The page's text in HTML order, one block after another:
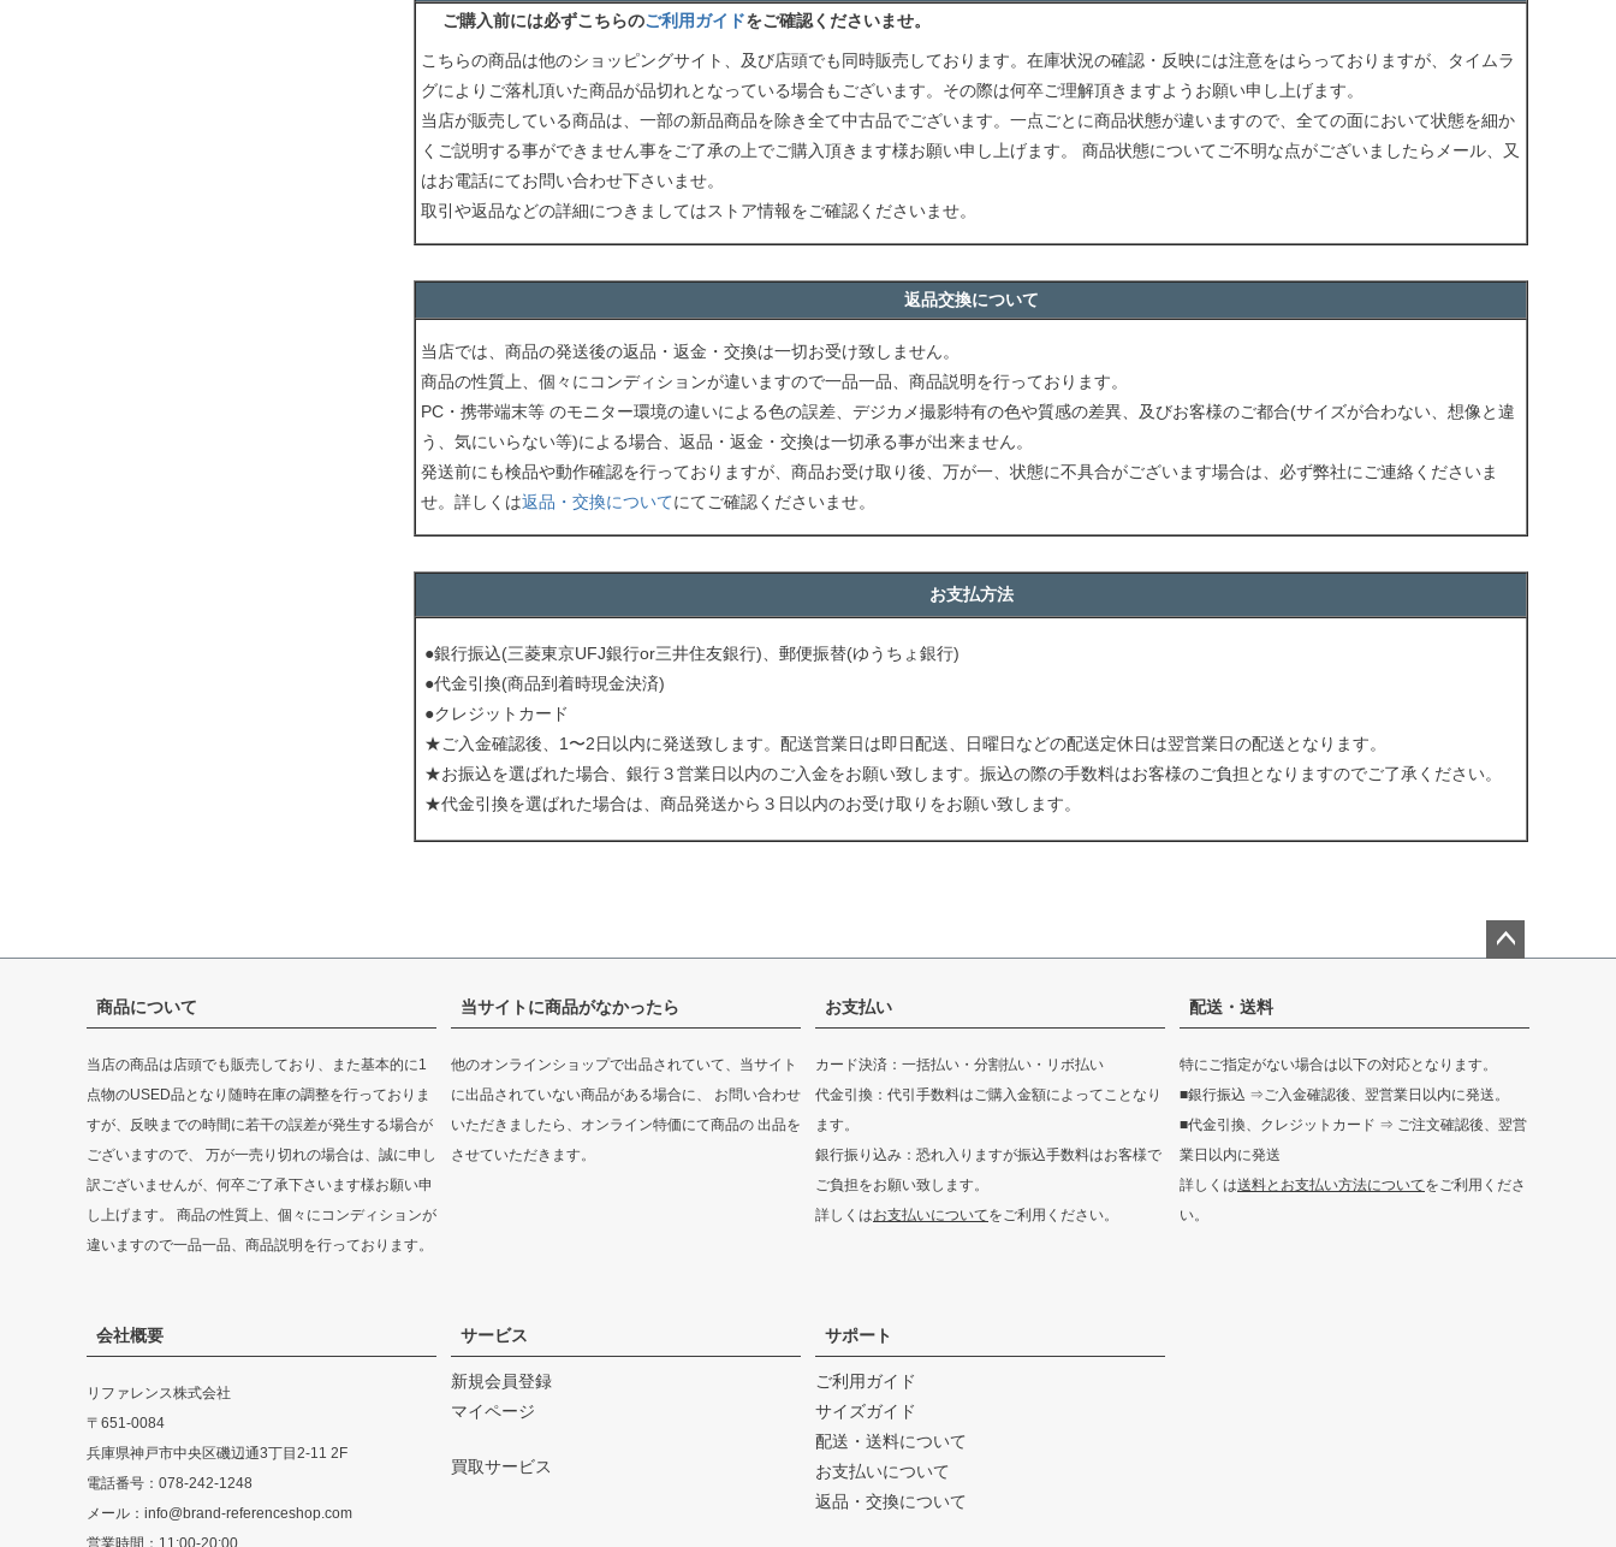
ご購入前には必ずこちらのご利用ガイドをご確認くださいませ。
こちらの商品は他のショッピングサイト、及び店頭でも同時販売しております。在庫状況の確認・反映には注意をはらっておりますが、タイムラ
グによりご落札頂いた商品が品切れとなっている場合もございます。その際は何卒ご理解頂きますようお願い申し上げます。
当店が販売している商品は、一部の新品商品を除き全て中古品でございます。一点ごとに商品状態が違いますので、全ての面において状態を細か
くご説明する事ができません事をご了承の上でご購入頂きます様お願い申し上げます。 商品状態についてご不明な点がございましたらメール、又
はお電話にてお問い合わせ下さいませ。
取引や返品などの詳細につきましてはストア情報をご確認くださいませ。
返品交換について
当店では、商品の発送後の返品・返金・交換は一切お受け致しません。
商品の性質上、個々にコンディションが違いますので一品一品、商品説明を行っております。
PC・携帯端末等 のモニター環境の違いによる色の誤差、デジカメ撮影特有の色や質感の差異、及びお客様のご都合(サイズが合わない、想像と違
う、気にいらない等)による場合、返品・返金・交換は一切承る事が出来ません。
発送前にも検品や動作確認を行っておりますが、商品お受け取り後、万が一、状態に不具合がございます場合は、必ず弊社にご連絡くださいま
せ。詳しくは返品・交換についてにてご確認くださいませ。
お支払方法
●銀行振込(三菱東京UFJ銀行or三井住友銀行)、郵便振替(ゆうちょ銀行)
●代金引換(商品到着時現金決済)
●クレジットカード
★ご入金確認後、1〜2日以内に発送致します。配送営業日は即日配送、日曜日などの配送定休日は翌営業日の配送となります。
★お振込を選ばれた場合、銀行３営業日以内のご入金をお願い致します。振込の際の手数料はお客様のご負担となりますのでご了承ください。
★代金引換を選ばれた場合は、商品発送から３日以内のお受け取りをお願い致します。
商品について
当店の商品は店頭でも販売しており、また基本的に1
点物のUSED品となり随時在庫の調整を行っておりま
すが、反映までの時間に若干の誤差が発生する場合が
ございますので、 万が一売り切れの場合は、誠に申し
訳ございませんが、何卒ご了承下さいます様お願い申
し上げます。 商品の性質上、個々にコンディションが
違いますので一品一品、商品説明を行っております。
当サイトに商品がなかったら
他のオンラインショップで出品されていて、当サイト
に出品されていない商品がある場合に、 お問い合わせ
いただきましたら、オンライン特価にて商品の 出品を
させていただきます。
お支払い
カード決済：一括払い・分割払い・リボ払い
代金引換：代引手数料はご購入金額によってことなり
ます。
銀行振り込み：恐れ入りますが振込手数料はお客様で
ご負担をお願い致します。
詳しくはお支払いについてをご利用ください。
配送・送料
特にご指定がない場合は以下の対応となります。
■銀行振込 ⇒ご入金確認後、翌営業日以内に発送。
■代金引換、クレジットカード ⇒ ご注文確認後、翌営
業日以内に発送
詳しくは送料とお支払い方法についてをご利用くださ
い。
会社概要
リファレンス株式会社
〒651-0084
兵庫県神戸市中央区磯辺通3丁目2-11 2F
電話番号：078-242-1248
メール：info@brand-referenceshop.com
サービス
新規会員登録
マイページ
買取サービス
サポート
ご利用ガイド
サイズガイド
配送・送料について
お支払いについて
返品・交換について
ップ